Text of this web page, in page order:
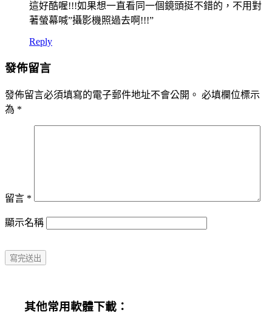
這好酷喔!!!如果想一直看同一個鏡頭挺不錯的，不用對
著螢幕喊”攝影機照過去啊!!!”
Reply
發佈留言
發佈留言必須填寫的電子郵件地址不會公開。 必填欄位標示
為 *
留言 *
顯示名稱
其他常用軟體下載：